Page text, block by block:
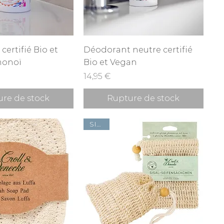
rapideBio et
de stock
Aperçu rapide
Déodorant neutre certifié
Bio et Vegan
Prix
14,95 €
Rupture de stock
SISAL